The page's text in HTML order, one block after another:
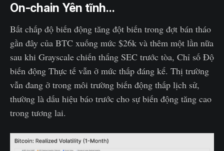
On-chain Yên tĩnh...
Bất chấp độ biến động tăng đột biến trong đợt bán tháo
gần đây của BTC xuống mức $26k và thêm một lần nữa
sau khi Grayscale chiến thắng SEC trước tòa, Chỉ số Độ
biến động Thực tế vẫn ở mức thấp đáng kể. Thị trường
vẫn đang ở trong môi trường biến động thấp lịch sử,
thường là dấu hiệu báo trước cho sự biến động tăng cao
trong tương lai.